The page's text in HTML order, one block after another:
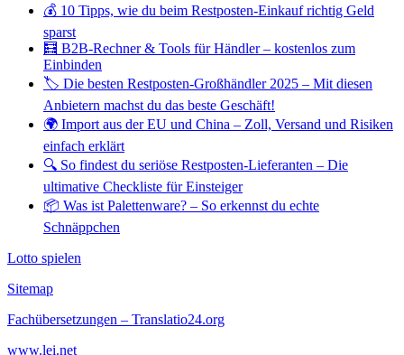
💰 10 Tipps, wie du beim Restposten-Einkauf richtig Geld
sparst
🧮 B2B-Rechner & Tools für Händler – kostenlos zum
Einbinden
🏷️ Die besten Restposten-Großhändler 2025 – Mit diesen
Anbietern machst du das beste Geschäft!
🌍 Import aus der EU und China – Zoll, Versand und Risiken
einfach erklärt
🔍 So findest du seriöse Restposten-Lieferanten – Die
ultimative Checkliste für Einsteiger
📦 Was ist Palettenware? – So erkennst du echte
Schnäppchen
Lotto spielen
Sitemap
Fachübersetzungen – Translatio24.org
www.lei.net